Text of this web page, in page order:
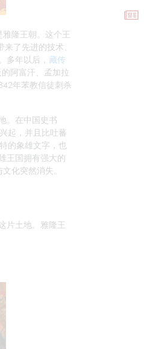
隆王朝。这个王
来了先进的技术、
年以后， 藏传
阿富汗、孟加拉
年苯教信徒刺杀
。在中国史书
起，并且比吐蕃
的象雄文字，也
王国拥有强大的
化突然消失。
片土地。雅隆王